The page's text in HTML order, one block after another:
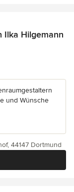
Ilka Hilgemann
und Wünsche
44147 Dortmund